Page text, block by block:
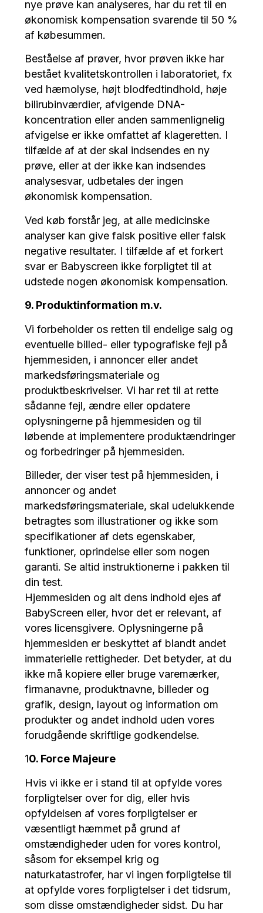
nye prøve kan analyseres, har du ret til en
økonomisk kompensation svarende til 50 %
af købesummen.
Beståelse af prøver, hvor prøven ikke har
bestået kvalitetskontrollen i laboratoriet, fx
ved hæmolyse, højt blodfedtindhold, høje
bilirubinværdier, afvigende DNA-
koncentration eller anden sammenlignelig
afvigelse er ikke omfattet af klageretten. I
tilfælde af at der skal indsendes en ny
prøve, eller at der ikke kan indsendes
analysesvar, udbetales der ingen
økonomisk kompensation.
Ved køb forstår jeg, at alle medicinske
analyser kan give falsk positive eller falsk
negative resultater. I tilfælde af et forkert
svar er Babyscreen ikke forpligtet til at
udstede nogen økonomisk kompensation.
9. Produktinformation m.v.
Vi forbeholder os retten til endelige salg og
eventuelle billed- eller typografiske fejl på
hjemmesiden, i annoncer eller andet
markedsføringsmateriale og
produktbeskrivelser. Vi har ret til at rette
sådanne fejl, ændre eller opdatere
oplysningerne på hjemmesiden og til
løbende at implementere produktændringer
og forbedringer på hjemmesiden.
Billeder, der viser test på hjemmesiden, i
annoncer og andet
markedsføringsmateriale, skal udelukkende
betragtes som illustrationer og ikke som
specifikationer af dets egenskaber,
funktioner, oprindelse eller som nogen
garanti. Se altid instruktionerne i pakken til
din test.
Hjemmesiden og alt dens indhold ejes af
BabyScreen eller, hvor det er relevant, af
vores licensgivere. Oplysningerne på
hjemmesiden er beskyttet af blandt andet
immaterielle rettigheder. Det betyder, at du
ikke må kopiere eller bruge varemærker,
firmanavne, produktnavne, billeder og
grafik, design, layout og information om
produkter og andet indhold uden vores
forudgående skriftlige godkendelse.
10. Force Majeure
Hvis vi ikke er i stand til at opfylde vores
forpligtelser over for dig, eller hvis
opfyldelsen af vores forpligtelser er
væsentligt hæmmet på grund af
omstændigheder uden for vores kontrol,
såsom for eksempel krig og
naturkatastrofer, har vi ingen forpligtelse til
at opfylde vores forpligtelser i det tidsrum,
som disse omstændigheder sidst. Du har